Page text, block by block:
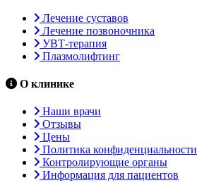
Лечение суставов
Лечение позвоночника
УВТ-терапия
Плазмолифтинг
О клинике
Наши врачи
Отзывы
Цены
Политика конфиденциальности
Контролирующие органы
Информация для пациентов